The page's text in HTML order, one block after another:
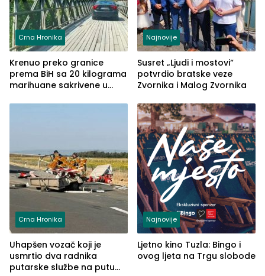
Crna Hronika
Krenuo preko granice
prema BiH sa 20 kilograma
marihuane sakrivene u
Najnovije
Susret „Ljudi i mostovi“
potvrdio bratske veze
Zvornika i Malog Zvornika
Crna Hronika
Uhapšen vozač koji je
usmrtio dva radnika
putarske službe na putu
Najnovije
Ljetno kino Tuzla: Bingo i
ovog ljeta na Trgu slobode